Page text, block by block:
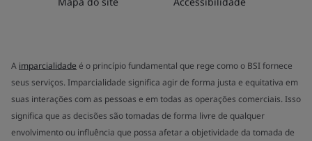
A imparcialidade é o princípio fundamental que rege como o BSI fornece
seus serviços. Imparcialidade significa agir de forma justa e equitativa em
suas interações com as pessoas e em todas as operações comerciais. Isso
significa que as decisões são tomadas de forma livre de qualquer
envolvimento ou influência que possa afetar a objetividade da tomada de